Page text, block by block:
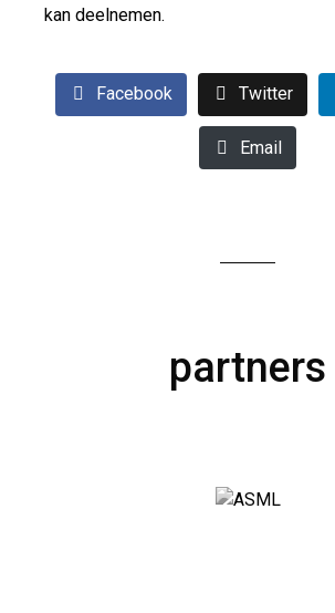
kan deelnemen.
Facebook Twitter
Email
partners